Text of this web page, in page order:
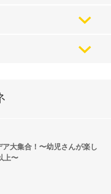
大集合！〜幼児さんが楽し
上〜